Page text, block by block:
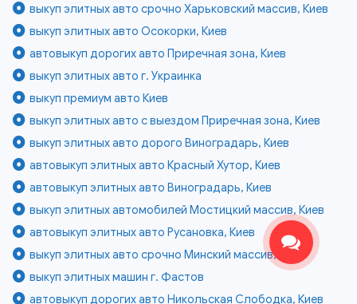
выкуп элитных авто срочно Харьковский массив, Киев
выкуп элитных авто Осокорки, Киев
автовыкуп дорогих авто Приречная зона, Киев
выкуп элитных авто г. Украинка
выкуп премиум авто Киев
выкуп элитных авто с выездом Приречная зона, Киев
выкуп элитных авто дорого Виноградарь, Киев
автовыкуп элитных авто Красный Хутор, Киев
автовыкуп элитных авто Виноградарь, Киев
выкуп элитных автомобилей Мостицкий массив, Киев
автовыкуп элитных авто Русановка, Киев
выкуп элитных авто срочно Минский массив, Киев
выкуп элитных машин г. Фастов
автовыкуп дорогих авто Никольская Слободка, Киев